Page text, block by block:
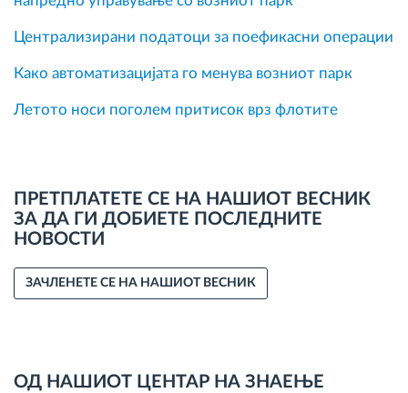
Централизирани податоци за поефикасни операции
Како автоматизацијата го менува возниот парк
Летото носи поголем притисок врз флотите
ПРЕТПЛАТЕТЕ СЕ НА НАШИОТ ВЕСНИК
ЗА ДА ГИ ДОБИЕТЕ ПОСЛЕДНИТЕ
НОВОСТИ
ЗАЧЛЕНЕТЕ СЕ НА НАШИОТ ВЕСНИК
ОД НАШИОТ ЦЕНТАР НА ЗНАЕЊЕ